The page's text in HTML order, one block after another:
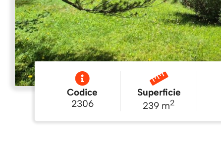
Codice
2306
Superficie
239 m2